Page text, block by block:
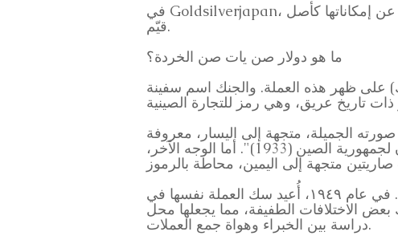
في Goldsilverjapan، نهدف إلى إيصال جاذبية هذه العملة التاريخية الغنية بدقة للمستثمرين وهواة الجمع، كاشفين عن إمكاناتها كأصل
قيّم.
ما هو دولار صن يات صن الخردة؟
على ظهر هذه العملة. والجنك اسم سفينة
الجميلة، متجهة إلى اليسار، معروفة
على نطاق واسع كرمز لنزاهته ومثاليته. يعلوه عام الإصدار، مثل "السنة الثانية والعشرون لجمهورية الصين (1933)". أما الوجه الآخر،
من أبرز مميزات هذه العملة تنوعها الواسع، وإعادة سكها من قِبل دار سك العملة الأمريكية. في عام ١٩٤٩، أُعيد سك العملة نفسها في
بعض الاختلافات الطفيفة، مما يجعلها محل
دراسة بين الخبراء وهواة جمع العملات.